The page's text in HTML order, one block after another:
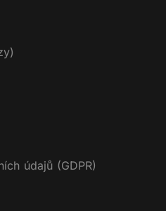
údajů (GDPR)